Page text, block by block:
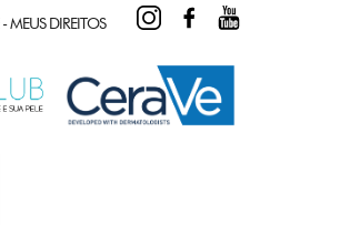
MEUS DIREITOS
INSTAGRAMFACEBOOK